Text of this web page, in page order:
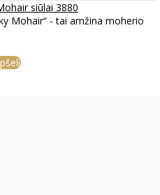
siūlai 3880
Mohair“ - tai amžina moherio